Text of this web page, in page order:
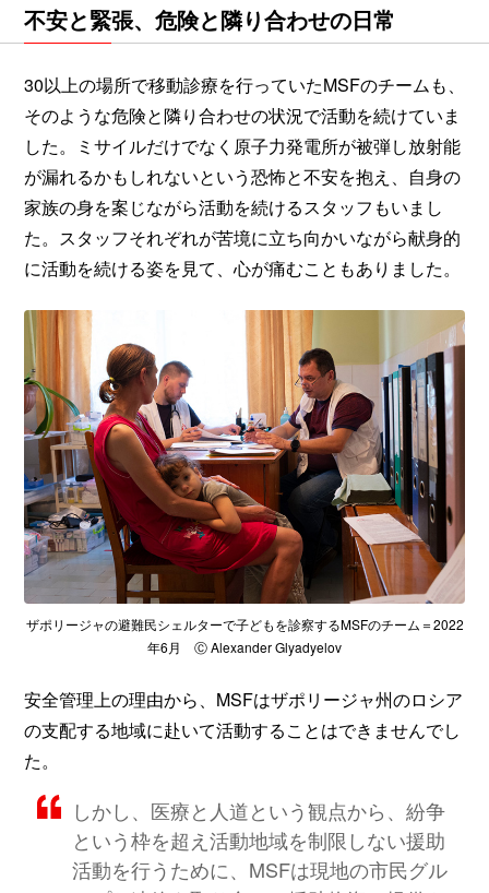
不安と緊張、危険と隣り合わせの日常
30以上の場所で移動診療を行っていたMSFのチームも、
そのような危険と隣り合わせの状況で活動を続けていま
した。ミサイルだけでなく原子力発電所が被弾し放射能
が漏れるかもしれないという恐怖と不安を抱え、自身の
家族の身を案じながら活動を続けるスタッフもいまし
た。スタッフそれぞれが苦境に立ち向かいながら献身的
に活動を続ける姿を見て、心が痛むこともありました。
ザポリージャの避難民シェルターで子どもを診察するMSFのチーム＝2022
年6月 Ⓒ Alexander Glyadyelov
安全管理上の理由から、MSFはザポリージャ州のロシア
の支配する地域に赴いて活動することはできませんでし
た。
しかし、医療と人道という観点から、紛争
という枠を超え活動地域を制限しない援助
活動を行うために、MSFは現地の市民グル